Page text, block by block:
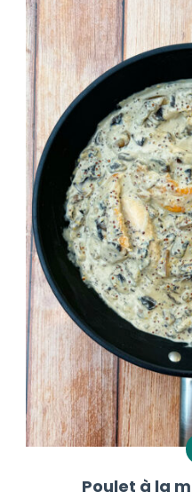
Poulet à la